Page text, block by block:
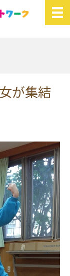
が集結